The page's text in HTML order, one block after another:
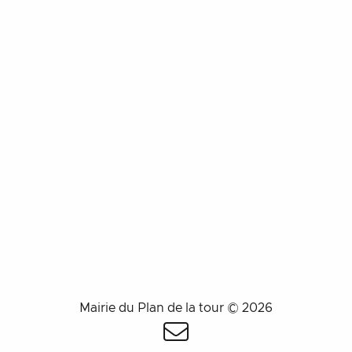
Mairie du Plan de la tour © 2026